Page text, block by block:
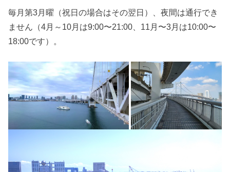
毎月第3月曜（祝日の場合はその翌日）、夜間は通行でき
ません（4月～10月は9:00〜21:00、11月〜3月は10:00〜
18:00です）。